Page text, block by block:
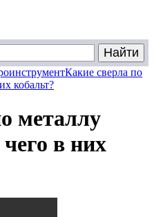
Какие сверла по
кобальт?
металлу
в них